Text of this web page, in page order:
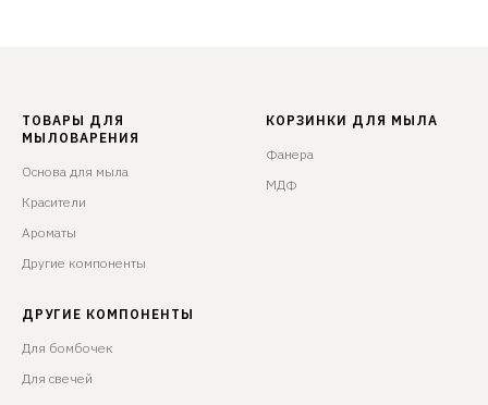
ТОВАРЫ ДЛЯ
МЫЛОВАРЕНИЯ
Основа для мыла
Красители
Ароматы
Другие компоненты
КОРЗИНКИ ДЛЯ МЫЛА
Фанера
МДФ
ДРУГИЕ КОМПОНЕНТЫ
Для бомбочек
Для свечей